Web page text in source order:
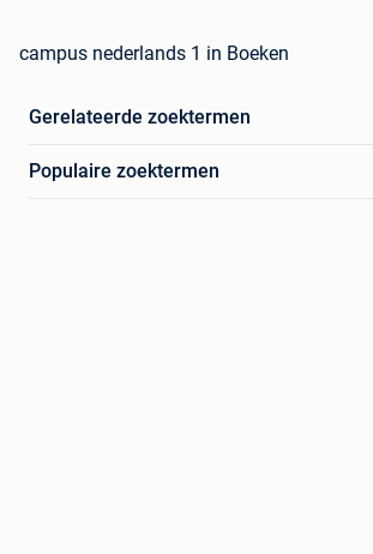
campus nederlands 1 in Boeken
Gerelateerde zoektermen
Populaire zoektermen